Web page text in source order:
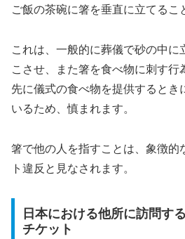
ご飯の茶碗に箸を垂直に立てるこ
これは、一般的に葬儀で砂の中に
こさせ、また箸を食べ物に刺す行
先に儀式の食べ物を提供するとき
いるため、慎まれます。
箸で他の人を指すことは、象徴的
ト違反と見なされます。
日本における他所に訪問す
チケット